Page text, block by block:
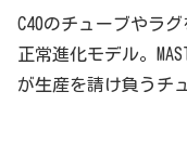
C40のチューブやラ
正常進化モデル。
が生産を請け負うチ